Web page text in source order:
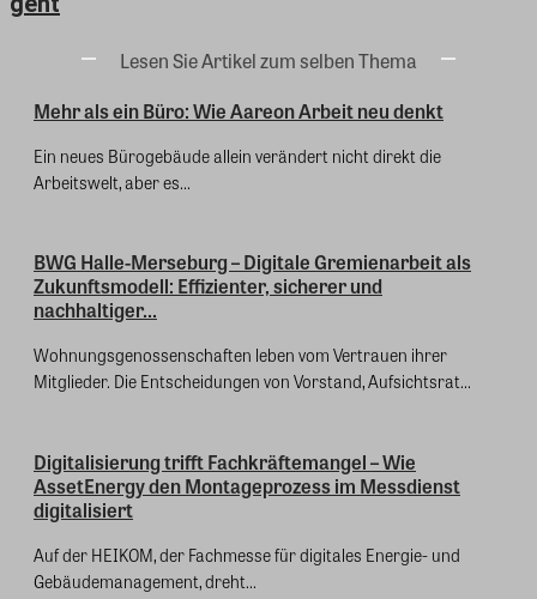
Lesen Sie Artikel zum selben Thema
Mehr als ein Büro: Wie Aareon Arbeit neu denkt
Ein neues Bürogebäude allein verändert nicht direkt die
Arbeitswelt, aber es...
BWG Halle-Merseburg – Digitale Gremienarbeit als
Zukunftsmodell: Effizienter, sicherer und
nachhaltiger...
Wohnungsgenossenschaften leben vom Vertrauen ihrer
Mitglieder. Die Entscheidungen von Vorstand, Aufsichtsrat...
Digitalisierung trifft Fachkräftemangel – Wie
AssetEnergy den Montageprozess im Messdienst
digitalisiert
Auf der HEIKOM, der Fachmesse für digitales Energie- und
Gebäudemanagement, dreht...